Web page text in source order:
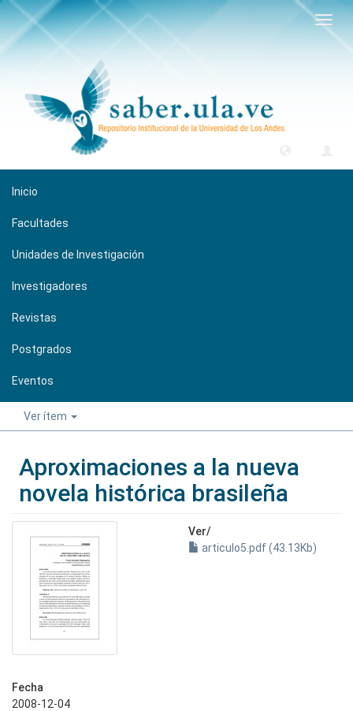
Inicio
Facultades
Unidades de Investigación
Investigadores
Revistas
Postgrados
Eventos
Ver ítem
Aproximaciones a la nueva
novela histórica brasileña
Ver/
articulo5.pdf (43.13Kb)
Fecha
2008-12-04